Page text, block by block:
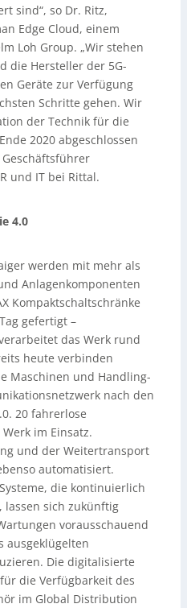
sind“, so Dr. Ritz,
Edge Cloud, einem
Loh Group. „Wir stehen
die Hersteller der 5G-
Geräte zur Verfügung
Schritte gehen. Wir
der Technik für die
2020 abgeschlossen
Geschäftsführer
und IT bei Rittal.
4.0
werden mit mehr als
Anlagenkomponenten
Kompaktschaltschränke
gefertigt –
das Werk rund
heute verbinden
Maschinen und Handling-
nach den
20 fahrerlose
im Einsatz.
und der Weitertransport
automatisiert.
die kontinuierlich
lassen sich zukünftig
vorausschauend
ausgeklügelten
Die digitalisierte
die Verfügbarkeit des
im Global Distribution